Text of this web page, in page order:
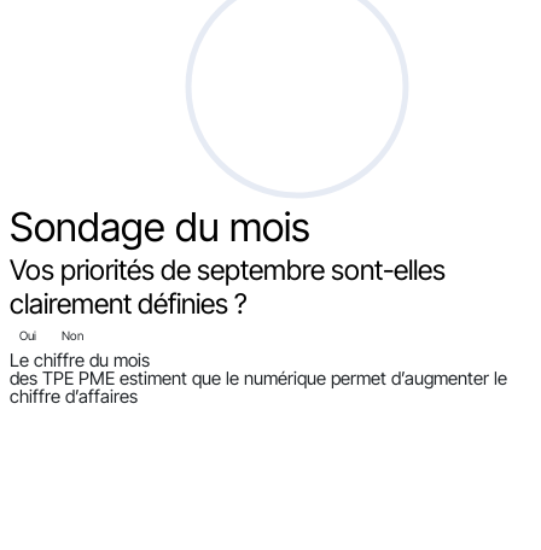
Sondage du mois
Vos priorités de septembre sont-elles
clairement définies ?
Oui Non
Le chiffre du mois
des TPE PME estiment que le numérique permet d’augmenter le
chiffre d’affaires